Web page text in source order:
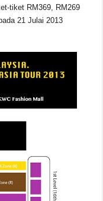
tiket RM369, RM269
21 Julai 2013